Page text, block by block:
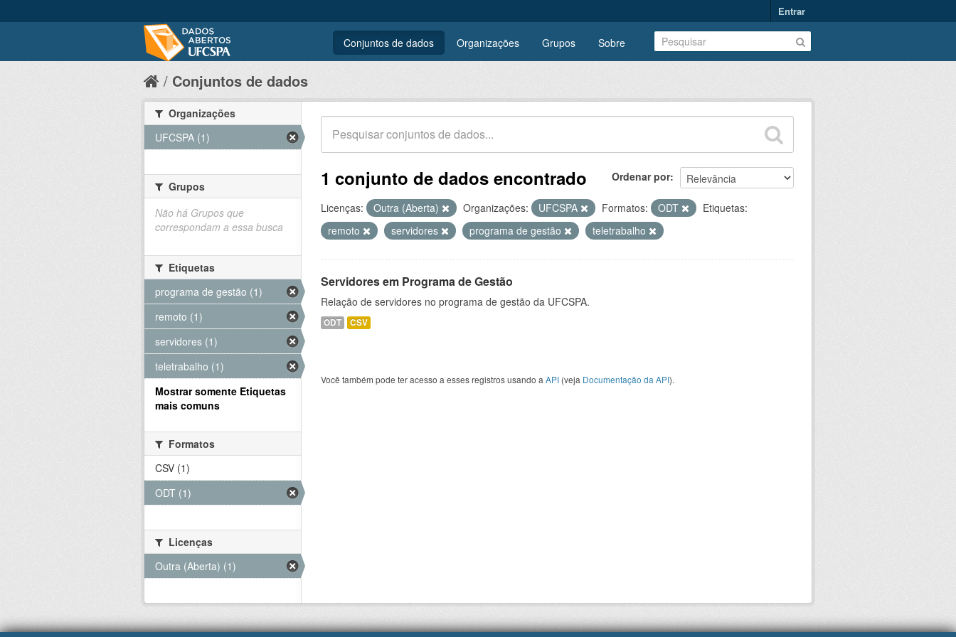
Entrar
Conjuntos de dados Organizações Grupos Sobre
Conjuntos de dados
Ordenar por
1 conjunto de dados encontrado
Licenças: Outra (Aberta) Organizações: UFCSPA Formatos: ODT
Etiquetas:
remoto
servidores programa de gestão teletrabalho
Servidores em Programa de Gestão
Relação de servidores no programa de gestão da UFCSPA.
ODT CSV
Você também pode ter acesso a esses registros usando a API (veja Documentação da API).
Organizações
UFCSPA (1)
Grupos
Não há Grupos que
correspondam a essa busca
Etiquetas
programa de gestão (1)
remoto (1)
servidores (1)
teletrabalho (1)
Mostrar somente Etiquetas
mais comuns
Formatos
CSV (1)
ODT (1)
Licenças
Outra (Aberta) (1)